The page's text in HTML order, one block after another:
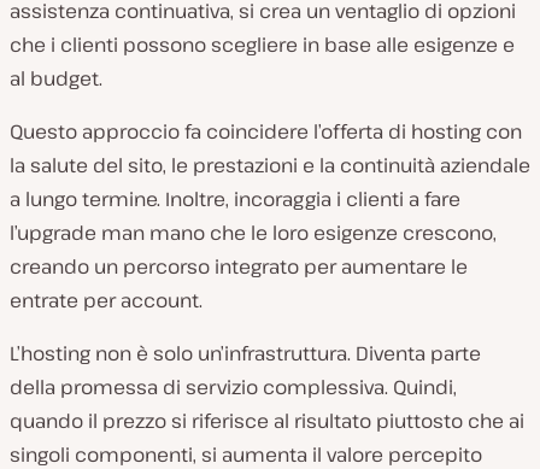
assistenza continuativa, si crea un ventaglio di opzioni
che i clienti possono scegliere in base alle esigenze e
al budget.
Questo approccio fa coincidere l’offerta di hosting con
la salute del sito, le prestazioni e la continuità aziendale
a lungo termine. Inoltre, incoraggia i clienti a fare
l’upgrade man mano che le loro esigenze crescono,
creando un percorso integrato per aumentare le
entrate per account.
L’hosting non è solo un’infrastruttura. Diventa parte
della promessa di servizio complessiva. Quindi,
quando il prezzo si riferisce al risultato piuttosto che ai
singoli componenti, si aumenta il valore percepito